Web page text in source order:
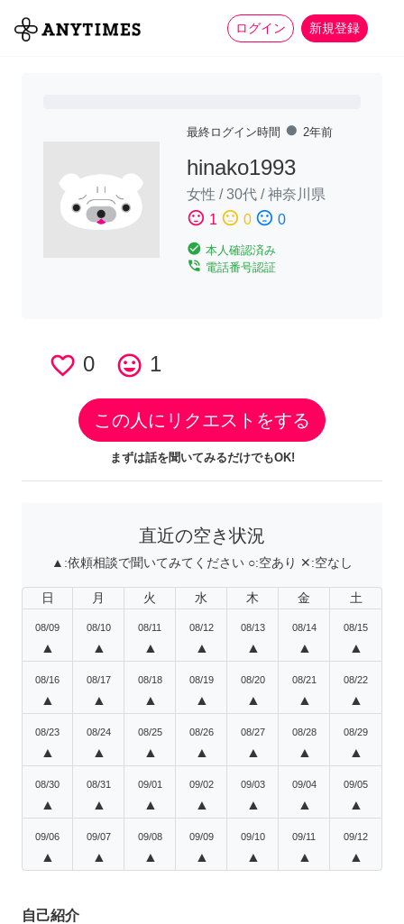
ログイン 新規登録
全て 家事 more_horiz
最終ログイン時間 fiber_manual_record 2年前
hinako1993
女性 /30代 /神奈川県
sentiment_satisfied 1 sentiment_neutral 0 sentiment_dissatisfied 0
check_circle 本人確認済み
phone_in_talk 電話番号認証
favorite_border 0 tag_faces 1
この人にリクエストをする
まずは話を聞いてみるだけでもOK!
直近の空き状況
▲:依頼相談で聞いてみてください ○:空あり ✕:空なし
日 月 火 水 木 金 土
08/09
▲
08/10
▲
08/11
▲
08/12
▲
08/13
▲
08/14
▲
08/15
▲
08/16
▲
08/17
▲
08/18
▲
08/19
▲
08/20
▲
08/21
▲
08/22
▲
08/23
▲
08/24
▲
08/25
▲
08/26
▲
08/27
▲
08/28
▲
08/29
▲
08/30
▲
08/31
▲
09/01
▲
09/02
▲
09/03
▲
09/04
▲
09/05
▲
09/06
▲
09/07
▲
09/08
▲
09/09
▲
09/10
▲
09/11
▲
09/12
▲
自己紹介